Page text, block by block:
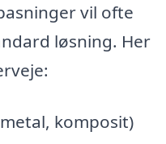
vil ofte
løsning. Her
komposit)